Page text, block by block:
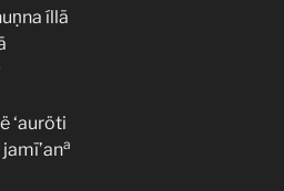
íllā
‘auröti
jamī’ana